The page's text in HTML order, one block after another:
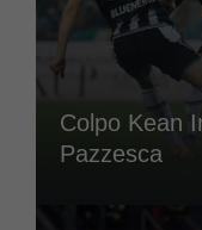
Colpo Kean
Pazzesca